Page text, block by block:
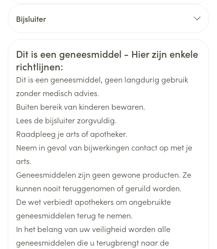
U lijdt aan een verhoogde druk in de ogen, met
U bent allergisch voor een van de stoffen in dit
geneesmiddel.
U ondergaat nierdialyse.
U heeft een ernstige leverziekte.
U lijdt aan een ernstige nierziekte of matige
leverziekte EN wordt tegelijkertijd behandeld
metgeneesmiddelen die de verwijdering van
Solifenacine EG uit het lichaam kunnen
verminderen(bijvoorbeeld ketoconazol). Uw arts of
apotheker zal u daarvan op de hoogte gesteld
hebben als dat het geval is.
als u problemen heeft met het ledigen van uw blaas
(blaasobstructie) of moeite heeft met het urineren
(bijv. een zwakke urinestroom). Het risico op
accumulatie van urine in de blaas (urineretentie) is
Merken
Breedte 83 mm
Lengte 89 mm
Diepte 39 mm
Actieve
Ingrediënten
solifenacine succinaat
Behoud Kamertemperatuur (15°C - 25°C)
Bijsluiter
Veiligheidsinformatie
Dit is een geneesmiddel - Hier zijn enkele
richtlijnen:
Dit is een geneesmiddel, geen langdurig gebruik
zonder medisch advies.
Buiten bereik van kinderen bewaren.
Lees de bijsluiter zorgvuldig.
Raadpleeg je arts of apotheker.
Neem in geval van bijwerkingen contact op met je
arts.
Geneesmiddelen zijn geen gewone producten. Ze
kunnen nooit teruggenomen of geruild worden.
De wet verbiedt apothekers om ongebruikte
geneesmiddelen terug te nemen.
In het belang van uw veiligheid worden alle
geneesmiddelen die u terugbrengt naar de